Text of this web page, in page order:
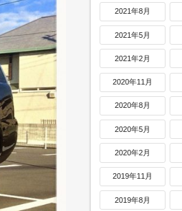
2021年8月
2021年5月
2021年2月
2020年11月
2020年8月
2020年5月
2020年2月
2019年11月
2019年8月